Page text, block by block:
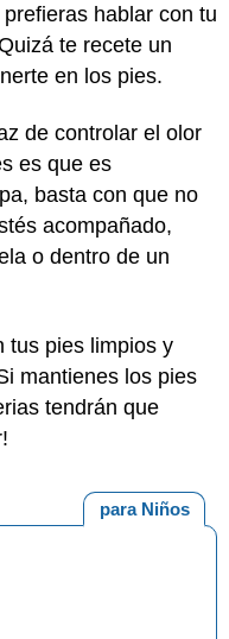
hablar con tu
te recete un
en los pies.
de controlar el olor
es que es
basta con que no
acompañado,
o dentro de un
tus pies limpios y
mantienes los pies
tendrán que
para Niños